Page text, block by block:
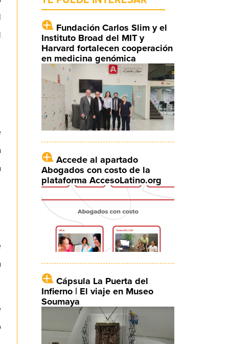
Fundación Carlos Slim y el
Instituto Broad del MIT y
Harvard fortalecen cooperación
en medicina genómica
Accede al apartado
Abogados con costo de la
plataforma AccesoLatino.org
Cápsula La Puerta del
Infierno | El viaje en Museo
Soumaya